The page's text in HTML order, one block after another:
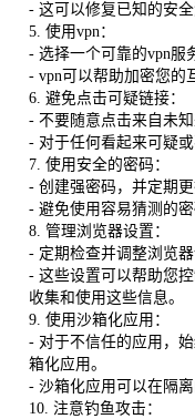
- 这可以修复已知的安
5. 使用vpn：
- 选择一个可靠的vpn服
- vpn可以帮助加密您的
6. 避免点击可疑链接：
- 不要随意点击来自未知
- 对于任何看起来可疑
7. 使用安全的密码：
- 创建强密码，并定期更
- 避免使用容易猜测的
8. 管理浏览器设置：
- 定期检查并调整浏览器
- 这些设置可以帮助您
收集和使用这些信息。
9. 使用沙箱化应用：
- 对于不信任的应用，
箱化应用。
- 沙箱化应用可以在隔
10. 注意钓鱼攻击：